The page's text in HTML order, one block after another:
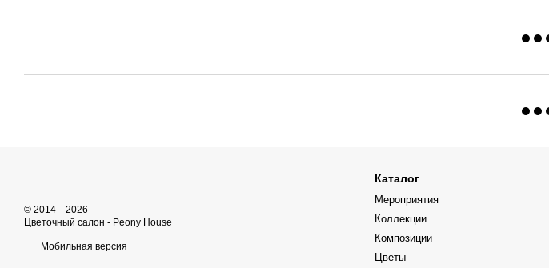
© 2014—2026
Цветочный салон - Peony House
Мобильная версия
Каталог
Мероприятия
Коллекции
Композиции
Цветы